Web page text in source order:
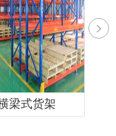
梁式货架